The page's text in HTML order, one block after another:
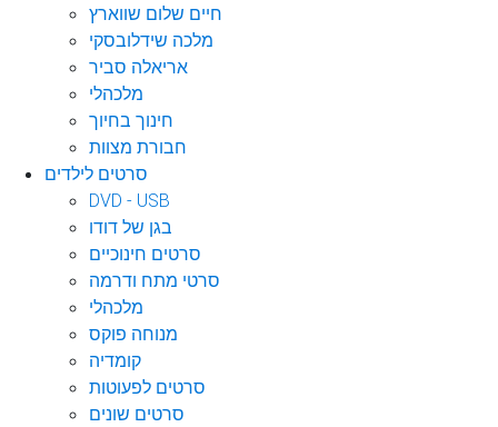
חיים שלום שווארץ
מלכה שידלובסקי
אריאלה סביר
מלכהלי
חינוך בחיוך
חבורת מצוות
סרטים לילדים
DVD - USB
בגן של דודו
סרטים חינוכיים
סרטי מתח ודרמה
מלכהלי
מנוחה פוקס
קומדיה
סרטים לפעוטות
סרטים שונים